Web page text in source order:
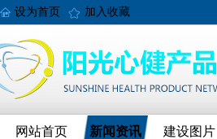
设为首页 加入收藏
网站首页 新闻资讯 建设图片